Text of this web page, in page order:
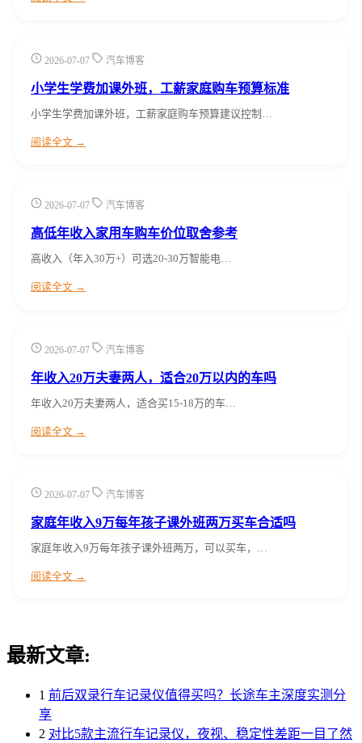
2026-07-07 汽车博客
小学生学费加课外班，工薪家庭购车预算标准
小学生学费加课外班，工薪家庭购车预算建议控制…
阅读全文 →
2026-07-07 汽车博客
高低年收入家用车购车价位取舍参考
高收入（年入30万+）可选20-30万智能电…
阅读全文 →
2026-07-07 汽车博客
年收入20万夫妻两人，适合20万以内的车吗
年收入20万夫妻两人，适合买15-18万的车…
阅读全文 →
2026-07-07 汽车博客
家庭年收入9万每年孩子课外班两万买车合适吗
家庭年收入9万每年孩子课外班两万，可以买车，…
阅读全文 →
最新文章:
1 前后双录行车记录仪值得买吗？长途车主深度实测分
享
2 对比5款主流行车记录仪，夜视、稳定性差距一目了然